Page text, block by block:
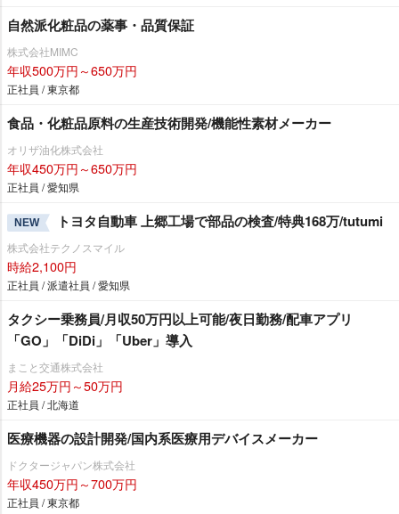
自然派化粧品の薬事・品質保証
株式会社MIMC
年収500万円～650万円
正社員 / 東京都
食品・化粧品原料の生産技術開発/機能性素材メーカー
オリザ油化株式会社
年収450万円～650万円
正社員 / 愛知県
NEW トヨタ自動車 上郷工場で部品の検査/特典168万/tutumi
株式会社テクノスマイル
時給2,100円
正社員 / 派遣社員 / 愛知県
タクシー乗務員/月収50万円以上可能/夜日勤務/配車アプリ
「GO」「DiDi」「Uber」導入
まこと交通株式会社
月給25万円～50万円
正社員 / 北海道
医療機器の設計開発/国内系医療用デバイスメーカー
ドクタージャパン株式会社
年収450万円～700万円
正社員 / 東京都